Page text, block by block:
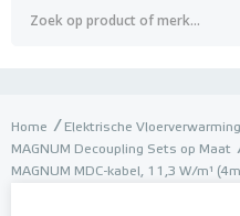
Home Elektrische Vloerverwarming
MAGNUM Decoupling Sets op Maat
MAGNUM MDC-kabel, 11,3 W/m¹